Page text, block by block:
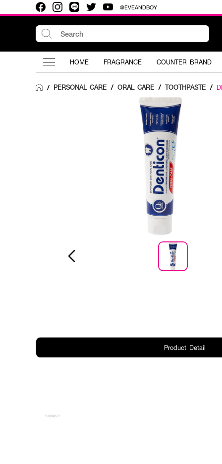
@EVEANDBOY
HOME FRAGRANCE COUNTER BRAND
/ PERSONAL CARE / ORAL CARE / TOOTHPASTE /
Product Detail